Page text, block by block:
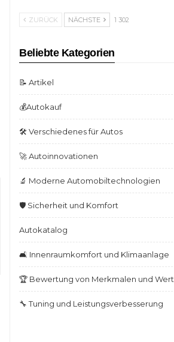
ZURÜCK NÄCHSTE 1 302
Beliebte Kategorien
📝 Artikel
💰Autokauf
🛠️ Verschiedenes für Autos
🚀 Autoinnovationen
🔬 Moderne Automobiltechnologien
🛡️ Sicherheit und Komfort
Autokatalog
🛋️ Innenraumkomfort und Klimaanlage
🏆 Bewertung von Merkmalen und Wert
🔧 Tuning und Leistungsverbesserung